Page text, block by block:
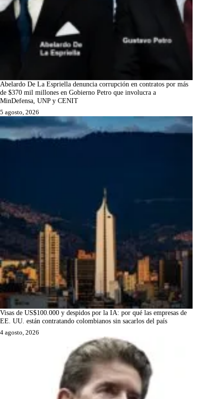
Abelardo De La Espriella denuncia corrupción en contratos por más
de $370 mil millones en Gobierno Petro que involucra a
MinDefensa, UNP y CENIT
5 agosto, 2026
Visas de US$100.000 y despidos por la IA: por qué las empresas de
EE. UU. están contratando colombianos sin sacarlos del país
4 agosto, 2026